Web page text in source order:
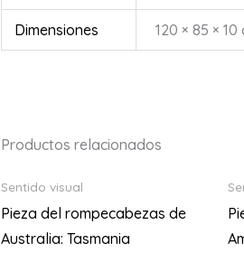
Dimensiones 120 × 85 × 10
Productos relacionados
Sentido visual
Pieza del rompecabezas de
Australia: Tasmania